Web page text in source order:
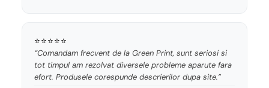
⭐⭐⭐⭐⭐
“Comandam frecvent de la Green Print, sunt seriosi si
tot timpul am rezolvat diversele probleme aparute fara
efort. Produsele corespunde descrierilor dupa site.”